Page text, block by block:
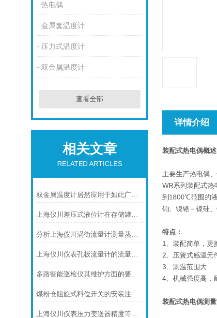
热电偶
金属套温度计
压力式温度计
双金属温度计
查看全部
相关文章
RELATED ARTICLES
双金属温度计居然应用于如此广泛的领域
上海仪川差压式液位计在存储罐液位测量的应用
分析上海仪川涡街流量计测量蒸汽的三种方式
上海仪川仪表孔板流量计的流量计算公式
多路智能巡检仪其维护方面的要点是什么？
煤粉仓阻旋式料位开关的安装注意事项
上海仪川仪表压力变送器精度等级的划分方法
详情介绍
装配式热电偶概述
主要生产热电偶
WR系列装配式热
到1800℃范围的
铂、镍铬－镍硅
特点：
1、装配简单，更
2、压簧式感温元
3、测温范围大
4、机械强度高，
装配式热电偶测